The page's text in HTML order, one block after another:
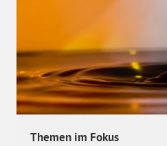
Themen im Fokus